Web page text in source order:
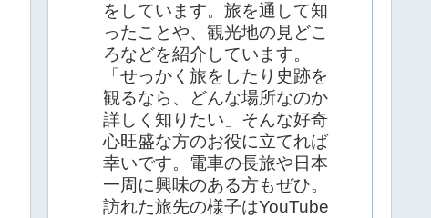
をしています。旅を通して知
ったことや、観光地の見どこ
ろなどを紹介しています。
「せっかく旅をしたり史跡を
観るなら、どんな場所なのか
詳しく知りたい」そんな好奇
心旺盛な方のお役に立てれば
幸いです。電車の長旅や日本
一周に興味のある方もぜひ。
訪れた旅先の様子はYouTube